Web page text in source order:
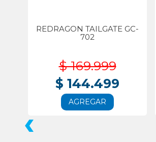
REDRAGON TAILGATE GC-
702
$ 169.999
$ 144.499
AGREGAR
‹